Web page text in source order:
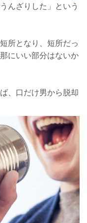
んざりした」という
所となり、短所だっ
にいい部分はないか
、口だけ男から脱却